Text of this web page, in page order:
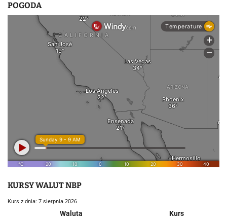
POGODA
KURSY WALUT NBP
Kurs z dnia: 7 sierpnia 2026
Waluta
Kurs